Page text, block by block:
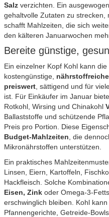
Salz verzichten. Ein
gehaltvolle Zutaten zu strecken,
schafft Mahlzeiten, die sich
den kälteren Januarwochen
Bereite günstige,
Ein einzelner Kopf Kohl kann
kostengünstige,
preiswert , sättigend und für
ist. Für Einkäufer im Januar
Rotkohl, Wirsing und Chinakohl
Ballaststoffe und schützende
Preis pro Portion. Diese
Budget-Mahlzeiten , die
Mikronährstoffen unterstützen.
Ein praktisches
Linsen, Eiern, Kartoffeln,
Hackfleisch. Solche
Eisen, Zink oder Omega-3-
erschwinglich bleiben. Kohl kann
Pfannengerichte, Getreide-